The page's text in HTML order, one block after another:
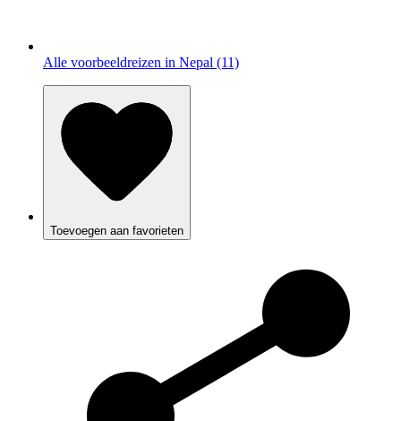
Alle voorbeeldreizen in Nepal (11)
Toevoegen aan favorieten